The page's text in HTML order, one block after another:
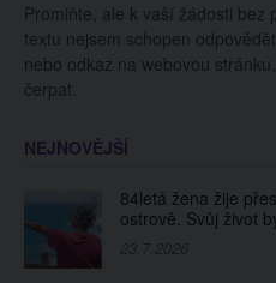
Promiňte, ale k vaší žádosti
textu nejsem schopen
nebo odkaz na webovou
čerpat.
NEJNOVĚJŠÍ
84letá žena žije
ostrově. Svůj život